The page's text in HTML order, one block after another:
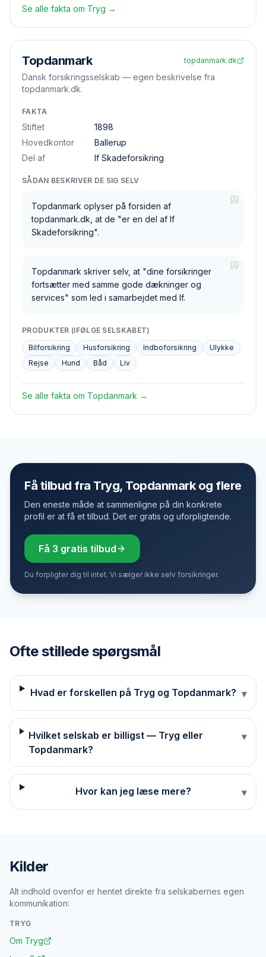
Se alle fakta om Tryg →
Topdanmark topdanmark.dk
Dansk forsikringsselskab — egen beskrivelse fra
topdanmark.dk.
FAKTA
Stiftet
1898
Hovedkontor
Ballerup
Del af
If Skadeforsikring
SÅDAN BESKRIVER DE SIG SELV
Topdanmark oplyser på forsiden af
topdanmark.dk, at de "er en del af If
Skadeforsikring".
Topdanmark skriver selv, at "dine forsikringer
fortsætter med samme gode dækninger og
services" som led i samarbejdet med If.
PRODUKTER (IFØLGE SELSKABET)
Bilforsikring
Husforsikring Indboforsikring
Ulykke
Rejse
Hund Båd Liv
Se alle fakta om Topdanmark →
Få tilbud fra Tryg, Topdanmark og flere
Den eneste måde at sammenligne på din konkrete
profil er at få et tilbud. Det er gratis og uforpligtende.
Få 3 gratis tilbud
Du forpligter dig til intet. Vi sælger ikke selv forsikringer.
Ofte stillede spørgsmål
Hvad er forskellen på Tryg og Topdanmark? ▾
Hvilket selskab er billigst — Tryg eller
Topdanmark?
▾
Hvor kan jeg læse mere? ▾
Kilder
Alt indhold ovenfor er hentet direkte fra selskabernes egen
kommunikation:
TRYG
Om Tryg